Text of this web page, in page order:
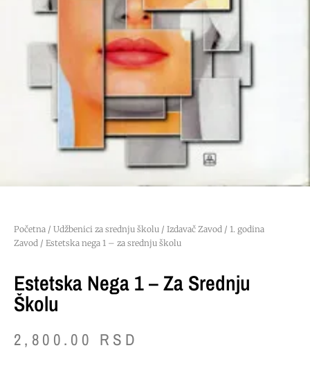
Početna / Udžbenici za srednju školu / Izdavač Zavod / 1. godina
Zavod / Estetska nega 1 – za srednju školu
Estetska Nega 1 – Za Srednju
Školu
2,800.00 RSD